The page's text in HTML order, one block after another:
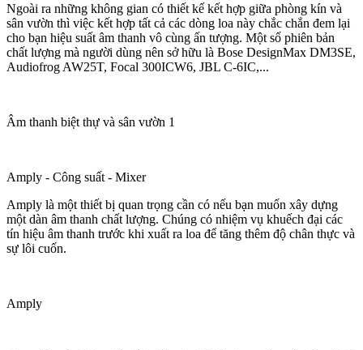
Ngoài ra những không gian có thiết kế kết hợp giữa phòng kín và
sân vườn thì việc kết hợp tất cả các dòng loa này chắc chắn đem lại
cho bạn hiệu suất âm thanh vô cùng ấn tượng. Một số phiên bản
chất lượng mà người dùng nên sở hữu là Bose DesignMax DM3SE,
Audiofrog AW25T, Focal 300ICW6, JBL C-6IC,...
Âm thanh biệt thự và sân vườn 1
Amply - Công suất - Mixer
Amply là một thiết bị quan trọng cần có nếu bạn muốn xây dựng
một dàn âm thanh chất lượng. Chúng có nhiệm vụ khuếch đại các
tín hiệu âm thanh trước khi xuất ra loa để tăng thêm độ chân thực và
sự lôi cuốn.
Amply